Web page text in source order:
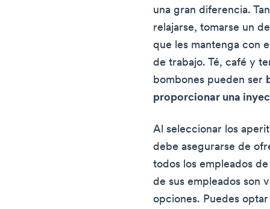
una gran diferencia.
relajarse, tomarse un
que les mantenga con
de trabajo. Té, café y
bombones pueden ser
proporcionar una
Al seleccionar los
debe asegurarse de
todos los empleados
de sus empleados son
opciones. Puedes